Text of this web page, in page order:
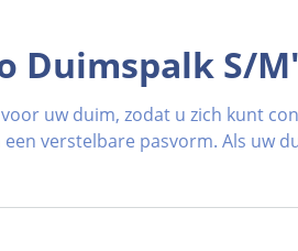
Duimspalk S/
uw duim, zodat u zich kunt
verstelbare pasvorm. Als uw